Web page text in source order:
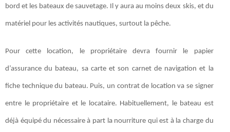
bord et les bateaux de sauvetage. Il y aura au moins deux skis, et du
matériel pour les activités nautiques, surtout la pêche.
Pour cette location, le propriétaire devra fournir le papier
d’assurance du bateau, sa carte et son carnet de navigation et la
fiche technique du bateau. Puis, un contrat de location va se signer
entre le propriétaire et le locataire. Habituellement, le bateau est
déjà équipé du nécessaire à part la nourriture qui est à la charge du